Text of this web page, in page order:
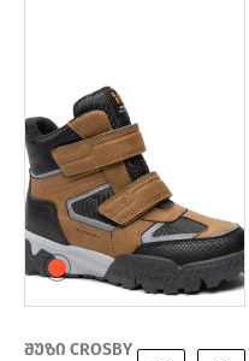
შუზი CROSBY